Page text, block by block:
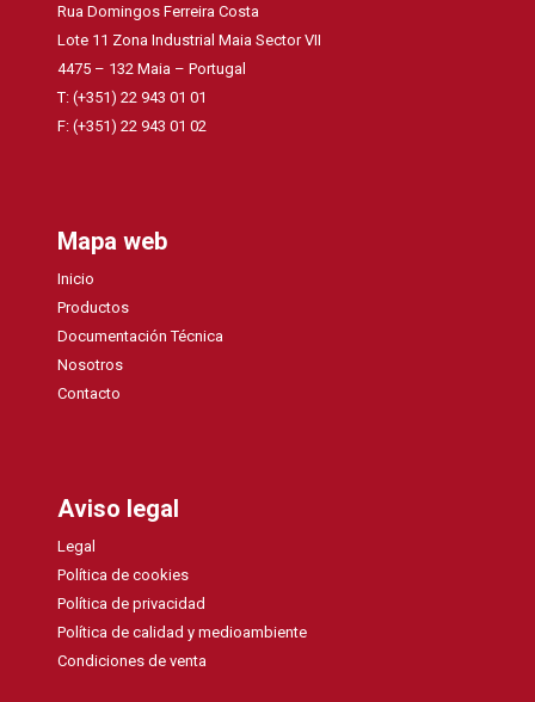
Rua Domingos Ferreira Costa
Lote 11 Zona Industrial Maia Sector VII
4475 – 132 Maia – Portugal
T: (+351) 22 943 01 01
F: (+351) 22 943 01 02
Mapa web
Inicio
Productos
Documentación Técnica
Nosotros
Contacto
Aviso legal
Legal
Política de cookies
Política de privacidad
Política de calidad y medioambiente
Condiciones de venta